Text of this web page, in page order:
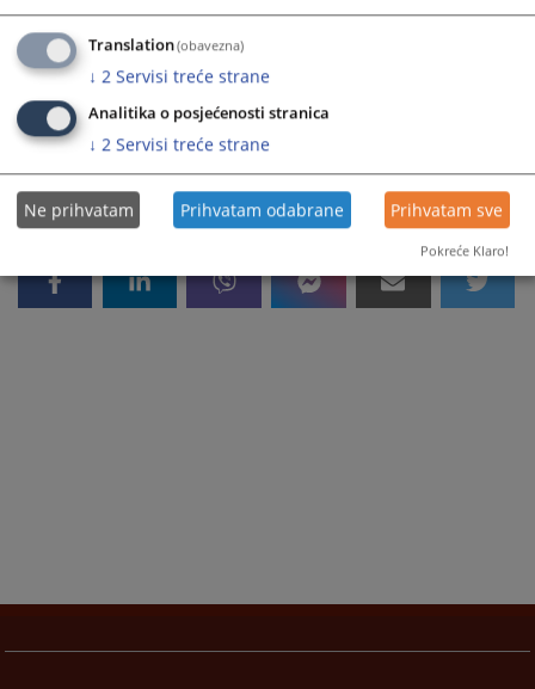
godine, kada je otišao u penziju.
Prikazana vijest je na: Srpski jezik
9782PREGLEDA
Translation(obavezna)
↓ 2 Servisi treće strane
Analitika o posjećenosti stranica
↓ 2 Servisi treće strane
Ne prihvatam Prihvatam odabrane Prihvatam sve
Pokreće Klaro!